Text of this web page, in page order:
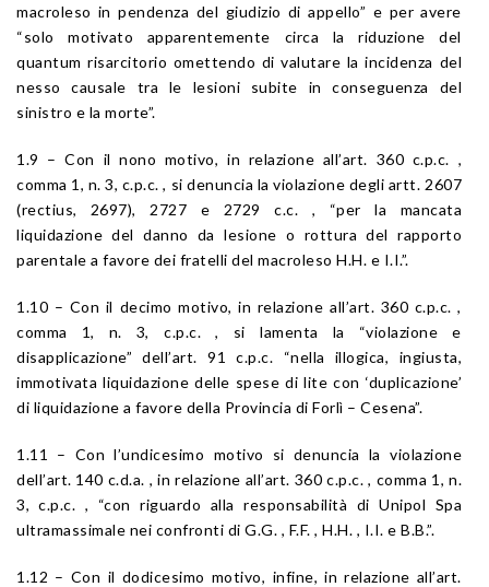
macroleso in pendenza del giudizio di appello” e per avere
“solo motivato apparentemente circa la riduzione del
quantum risarcitorio omettendo di valutare la incidenza del
nesso causale tra le lesioni subite in conseguenza del
sinistro e la morte”.
1.9 – Con il nono motivo, in relazione all’art. 360 c.p.c. ,
comma 1, n. 3, c.p.c. , si denuncia la violazione degli artt. 2607
(rectius, 2697), 2727 e 2729 c.c. , “per la mancata
liquidazione del danno da lesione o rottura del rapporto
parentale a favore dei fratelli del macroleso H.H. e I.I.”.
1.10 – Con il decimo motivo, in relazione all’art. 360 c.p.c. ,
comma 1, n. 3, c.p.c. , si lamenta la “violazione e
disapplicazione” dell’art. 91 c.p.c. “nella illogica, ingiusta,
immotivata liquidazione delle spese di lite con ‘duplicazione’
di liquidazione a favore della Provincia di Forlì – Cesena”.
1.11 – Con l’undicesimo motivo si denuncia la violazione
dell’art. 140 c.d.a. , in relazione all’art. 360 c.p.c. , comma 1, n.
3, c.p.c. , “con riguardo alla responsabilità di Unipol Spa
ultramassimale nei confronti di G.G. , F.F. , H.H. , I.I. e B.B.”.
1.12 – Con il dodicesimo motivo, infine, in relazione all’art.